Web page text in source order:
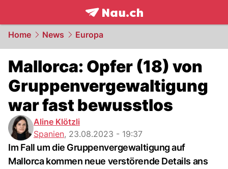
frontpage.NAU.ch
Home News Europa
Mallorca: Opfer (18) von
Gruppenvergewaltigung
war fast bewusstlos
Aline Klötzli
Spanien, 23.08.2023 - 19:37
Im Fall um die Gruppenvergewaltigung auf
Mallorca kommen neue verstörende Details ans